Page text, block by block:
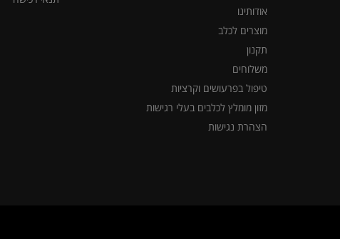
אודותינו
מוצרים לכלב
תקנון
משלוחים
טיפול בפרעושים וקרציות
מזון מומלץ לכלבים בעלי רגישות
הצהרת נגישות